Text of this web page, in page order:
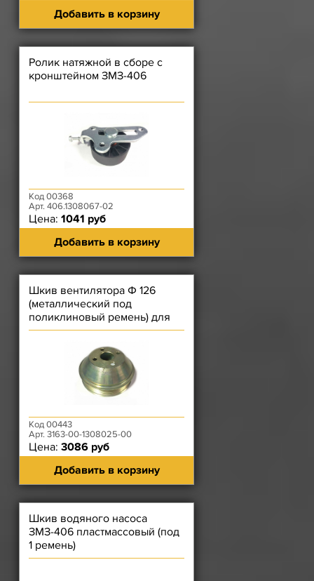
Добавить в корзину
Ролик натяжной в сборе с
кронштейном ЗМЗ-406
Код 00368
Арт. 406.1308067-02
Цена: 1041 руб
Добавить в корзину
Шкив вентилятора Ф 126
(металлический под
поликлиновый ремень) для
двигателя ЗМЗ-409
Код 00443
Арт. 3163-00-1308025-00
Цена: 3086 руб
Добавить в корзину
Шкив водяного насоса
ЗМЗ-406 пластмассовый (под
1 ремень)